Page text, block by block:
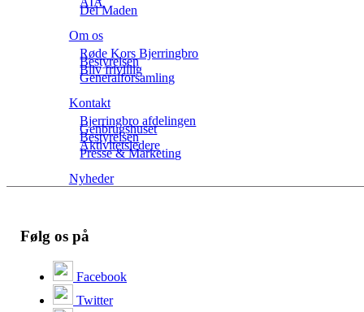
Del Maden
Om os
Røde Kors Bjerringbro
Bestyrelsen
Bliv frivillig
Generalforsamling
Kontakt
Bjerringbro afdelingen
Genbrugshuset
Bestyrelsen
Aktivitetsledere
Presse & Marketing
Nyheder
Følg os på
Facebook
Twitter